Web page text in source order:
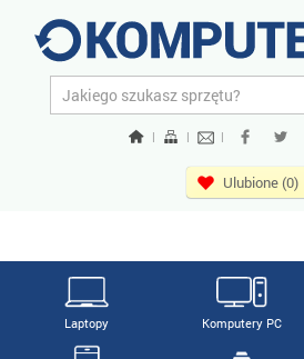
| | |
Ulubione (0)
Laptopy Komputery PC